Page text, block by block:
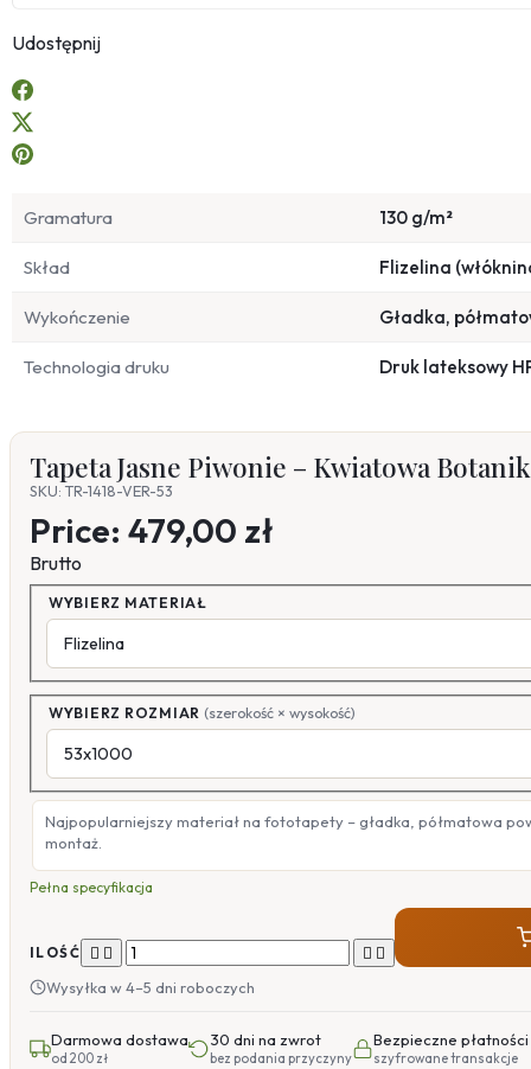
Udostępnij
Gramatura 130 g/m²
Skład Flizelina
Wykończenie Gładka,
Technologia druku Druk lateksowy
Tapeta Jasne Piwonie – Kwiatowa
SKU: TR-1418-VER-53
Price: 479,00 zł
Brutto
WYBIERZ MATERIAŁ
WYBIERZ ROZMIAR (szerokość × wysokość)
Najpopularniejszy materiał na fototapety – gładka, półmatowa
montaż.
Pełna specyfikacja
ILOŚĆ    
Wysyłka w 4–5 dni roboczych
Darmowa dostawa
od 200 zł
30 dni na zwrot
bez podania przyczyny
Bezpieczne płatności
szyfrowane transakcje